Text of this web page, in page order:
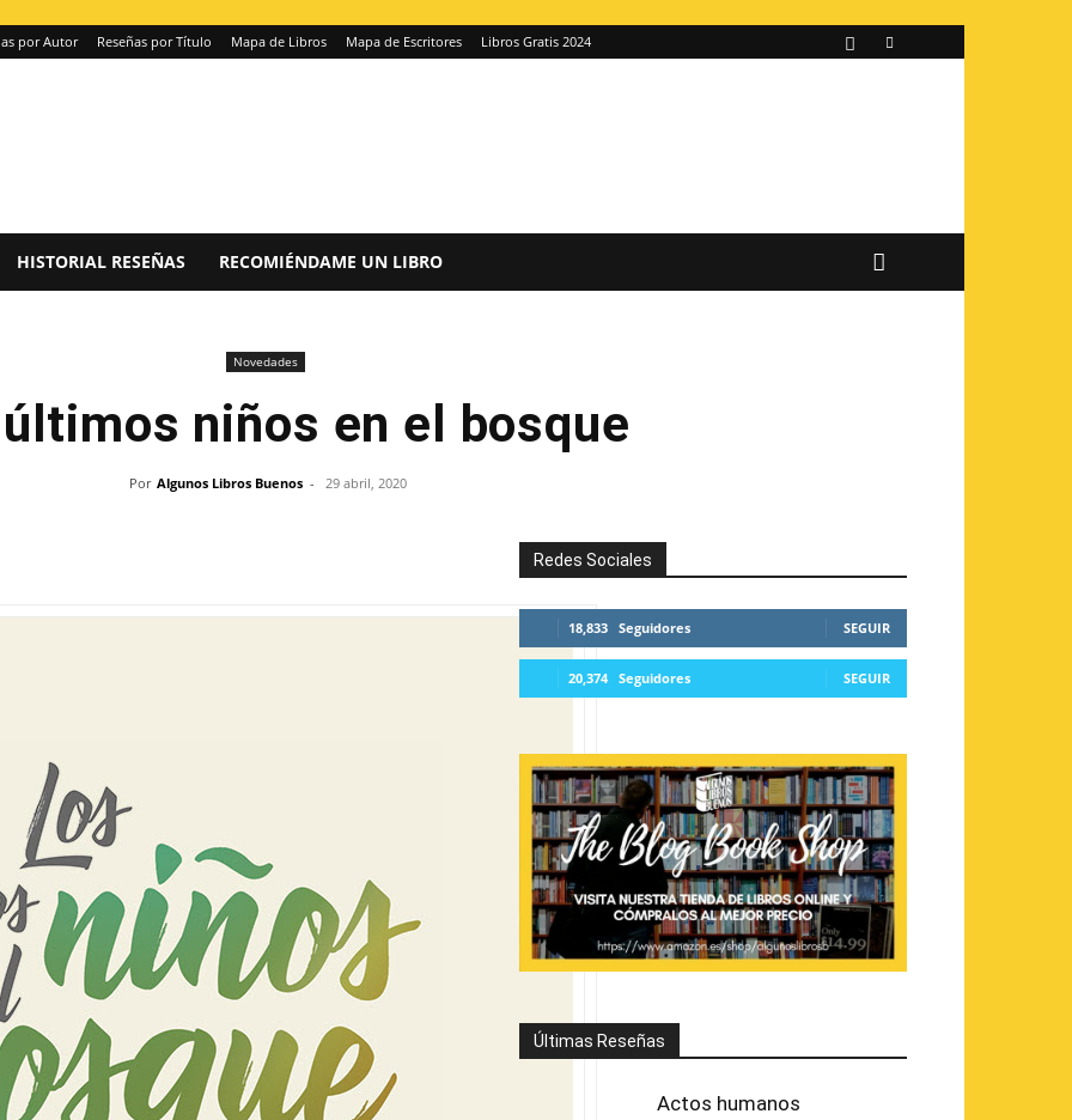
por Autor Reseñas por Título Mapa de Libros Mapa de Escritores Libros Gratis 2024
HISTORIAL RESEÑAS RECOMIÉNDAME UN LIBRO
Novedades
niños en el bosque
Por Algunos Libros Buenos - 29 abril, 2020
Redes Sociales
18,833 Seguidores SEGUIR
20,374 Seguidores SEGUIR
Últimas Reseñas
Actos humanos